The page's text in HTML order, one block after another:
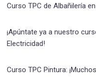
Curso TPC de Albañilería
¡Apúntate ya a nuestro
Electricidad!
Curso TPC Pintura: